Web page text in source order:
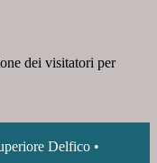
dei visitatori per
Delfico •